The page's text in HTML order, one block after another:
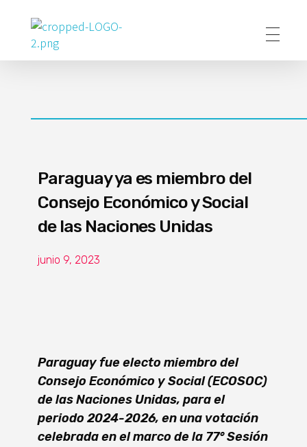
Poder Agropecuario
Paraguay ya es miembro del
Consejo Económico y Social
de las Naciones Unidas
junio 9, 2023
Paraguay fue electo miembro del
Consejo Económico y Social (ECOSOC)
de las Naciones Unidas, para el
periodo 2024-2026, en una votación
celebrada en el marco de la 77° Sesión